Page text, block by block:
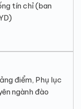
tín chỉ (ban
điểm, Phụ lục
ngành đào